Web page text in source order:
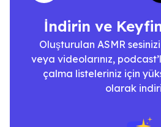
İndirin ve
Oluşturulan ASMR
veya videolarınız,
çalma listeleriniz için
olarak